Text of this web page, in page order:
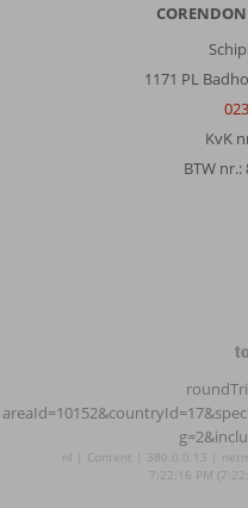
1171 PL
KvK
BTW nr.:
nl | Content | 380.0.0.13 |
7:22:16 PM